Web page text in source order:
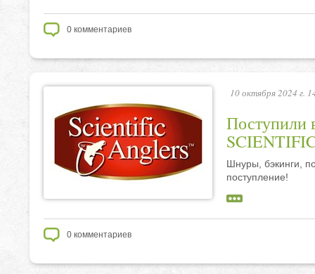
0 комментариев
10 октября 2024 г.
Поступили
Шнуры, бэкинги,
поступление!
0 комментариев